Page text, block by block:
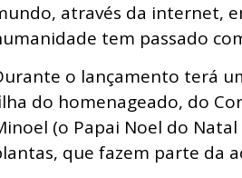
através da internet,
tem passado
o lançamento terá
do homenageado, do
(o Papai Noel do
que fazem parte da